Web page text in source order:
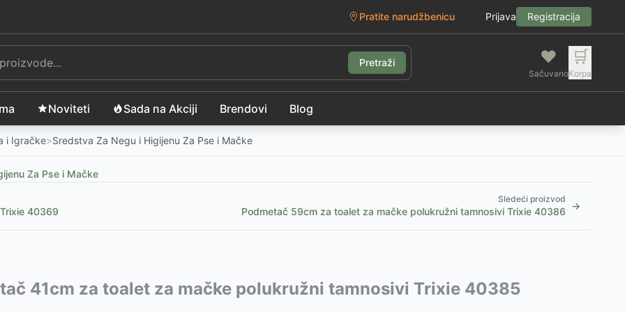
Pratite narudžbenicu Prijava Registracija
Pretraži ❤️
Sačuvano
🛒
Korpa
Noviteti Sada na Akciji Brendovi Blog
i Igračke>Sredstva Za Negu i Higijenu Za Pse i Mačke
Za Pse i Mačke
40369
Sledeći proizvod
Podmetač 59cm za toalet za mačke polukružni tamnosivi Trixie 40386 →
6290-525RSD
Trixie 23491
41cm za toalet za mačke polukružni tamnosivi Trixie 40385